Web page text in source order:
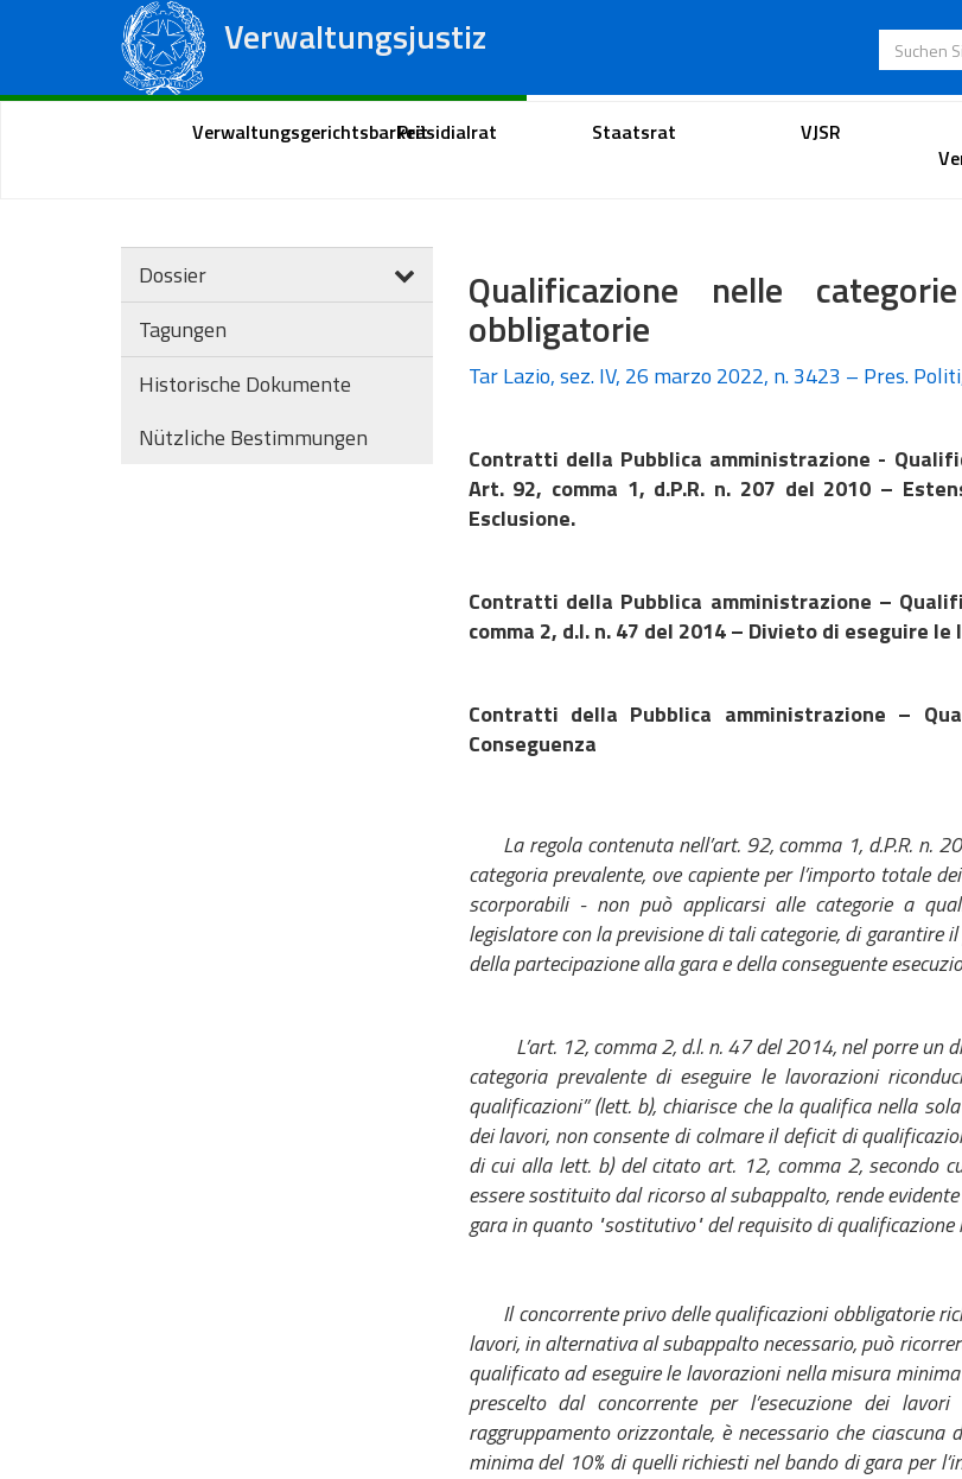
Verwaltungsjustiz
Regionale Verwaltungsgerichte
Portal des Bürgers Anwaltsportal
VerwaltungsgerichtsbarkeitPräsidialrat Staatsrat VJSR
Dossier
Tagungen
Historische Dokumente
Nützliche Bestimmungen
Qualificazione nelle
obbligatorie
Tar Lazio, sez. IV, 26 marzo 2022, n. 3423 – Pres.
Contratti della Pubblica amministrazione -
Art. 92, comma 1, d.P.R. n. 207 del 2010 –
Esclusione.
Contratti della Pubblica amministrazione –
comma 2, d.l. n. 47 del 2014 – Divieto di eseguire
Contratti della Pubblica amministrazione –
Conseguenza
La regola contenuta nell’art. 92, comma 1, d.P.R.
categoria prevalente, ove capiente per l’importo totale
scorporabili - non può applicarsi alle categorie a
legislatore con la previsione di tali categorie, di
della partecipazione alla gara e della conseguente
L’art. 12, comma 2, d.l. n. 47 del 2014, nel porre
categoria prevalente di eseguire le lavorazioni
qualificazioni” (lett. b), chiarisce che la qualifica nella
dei lavori, non consente di colmare il deficit di
di cui alla lett. b) del citato art. 12, comma 2, secondo
essere sostituito dal ricorso al subappalto, rende
gara in quanto "sostitutivo" del requisito di qualificazione
Il concorrente privo delle qualificazioni obbligatorie
lavori, in alternativa al subappalto necessario, può
qualificato ad eseguire le lavorazioni nella misura
prescelto dal concorrente per l’esecuzione dei
raggruppamento orizzontale, è necessario che
minima del 10% di quelli richiesti nel bando di gara per